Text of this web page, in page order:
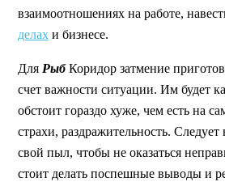
взаимоотношениях на работе,
делах и бизнесе.
Для РыбКоридор затмение
счет важности ситуации. Им будет
обстоит гораздо хуже, чем есть на
страхи, раздражительность. Следует
свой пыл, чтобы не оказаться
стоит делать поспешные выводы и